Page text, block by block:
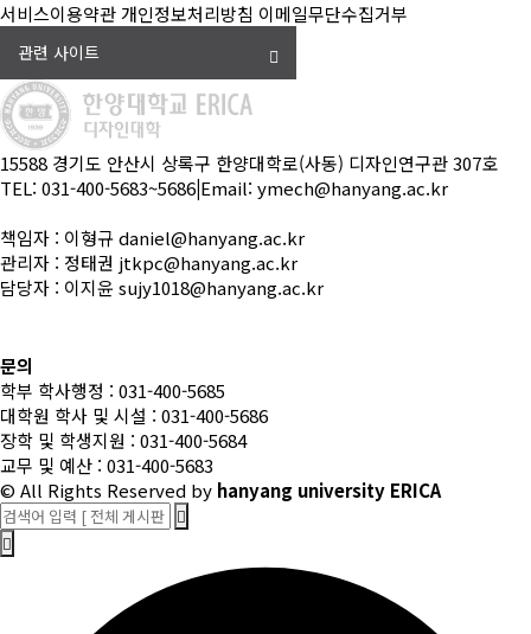
서비스이용약관개인정보처리방침 이메일무단수집거부
관련 사이트
15588 경기도 안산시 상록구 한양대학로(사동) 디자인연구관 307호
TEL: 031-400-5683~5686 Email: ymech@hanyang.ac.kr
책임자 : 이형규 daniel@hanyang.ac.kr
관리자 : 정태권 jtkpc@hanyang.ac.kr
담당자 : 이지윤 sujy1018@hanyang.ac.kr
문의
학부 학사행정 : 031-400-5685
대학원 학사 및 시설 : 031-400-5686
장학 및 학생지원 : 031-400-5684
교무 및 예산 : 031-400-5683
© All Rights Reserved by hanyang university ERICA